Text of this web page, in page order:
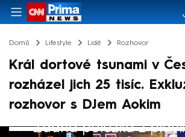
Domů Lifestyle Lidé Rozhovor
Král dortové tsunami v
rozházel jich 25 tisíc.
rozhovor s DJem Aokim
Žádná položka z